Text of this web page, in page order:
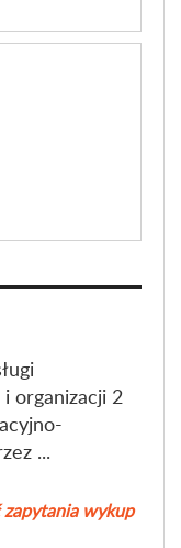
organizacji 2
...
zapytania wykup